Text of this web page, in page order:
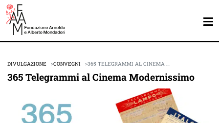
DIVULGAZIONE CONVEGNI 365 TELEGRAMMI AL CINEMA …
365 Telegrammi al Cinema Modernissimo